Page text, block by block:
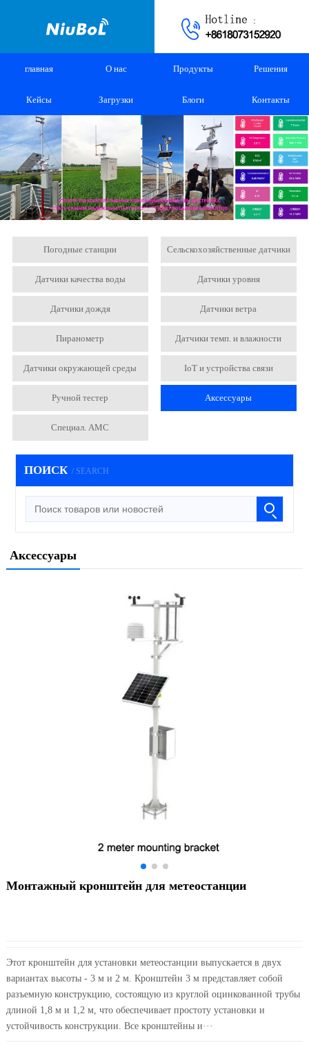
главная О нас Продукты Решения
Кейсы Загрузки Блоги Контакты
Погодные станции Сельскохозяйственные датчики
Датчики качества воды Датчики уровня
Датчики дождя Датчики ветра
Пиранометр Датчики темп. и влажности
Датчики окружающей среды IoT и устройства связи
Ручной тестер Аксессуары
Специал. АМС
ПОИСК / SEARCH
Аксессуары
Монтажный кронштейн для метеостанции
Этот кронштейн для установки метеостанции выпускается в двух
вариантах высоты - 3 м и 2 м. Кронштейн 3 м представляет собой
разъемную конструкцию, состоящую из круглой оцинкованной трубы
длиной 1,8 м и 1,2 м, что обеспечивает простоту установки и
устойчивость конструкции. Все кронштейны и···